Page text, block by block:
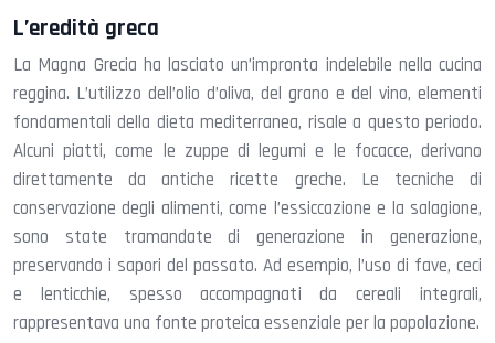
L’eredità greca
La Magna Grecia ha lasciato un’impronta indelebile nella cucina
reggina. L’utilizzo dell’olio d’oliva, del grano e del vino, elementi
fondamentali della dieta mediterranea, risale a questo periodo.
Alcuni piatti, come le zuppe di legumi e le focacce, derivano
direttamente da antiche ricette greche. Le tecniche di
conservazione degli alimenti, come l’essiccazione e la salagione,
sono state tramandate di generazione in generazione,
preservando i sapori del passato. Ad esempio, l’uso di fave, ceci
e lenticchie, spesso accompagnati da cereali integrali,
rappresentava una fonte proteica essenziale per la popolazione.